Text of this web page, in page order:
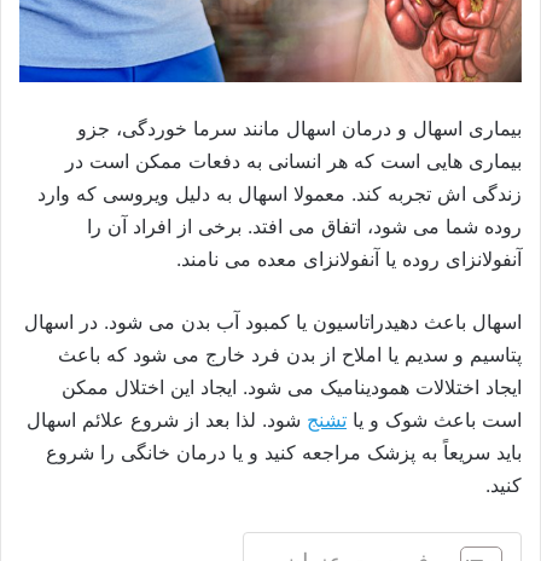
بیماری اسهال و درمان اسهال مانند سرما خوردگی، جزو
بیماری هایی است که هر انسانی به دفعات ممکن است در
زندگی اش تجربه کند. معمولا اسهال به دلیل ویروسی که وارد
روده شما می شود، اتفاق می افتد. برخی از افراد آن را
آنفولانزای روده یا آنفولانزای معده می نامند.
اسهال باعث دهیدراتاسیون یا کمبود آب بدن می شود. در اسهال
پتاسیم و سدیم یا املاح از بدن فرد خارج می شود که باعث
ایجاد اختلالات همودینامیک می شود. ایجاد این اختلال ممکن
است باعث شوک و یا تشنج شود. لذا بعد از شروع علائم اسهال
باید سریعاً به پزشک مراجعه کنید و یا درمان خانگی را شروع
کنید.